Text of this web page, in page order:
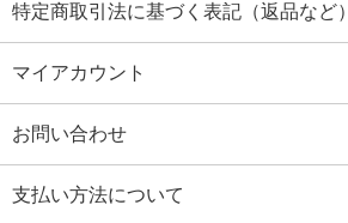
特定商取引法に基づく表記（返品など）
マイアカウント
お問い合わせ
支払い方法について